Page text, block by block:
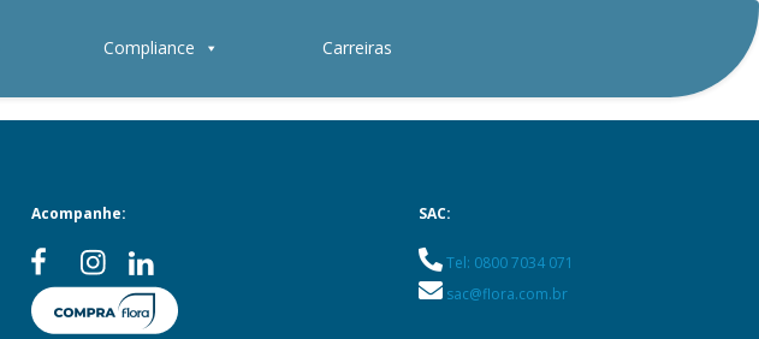
Compliance Carreiras
Acompanhe: SAC:
Tel: 0800 7034 071
sac@flora.com.br